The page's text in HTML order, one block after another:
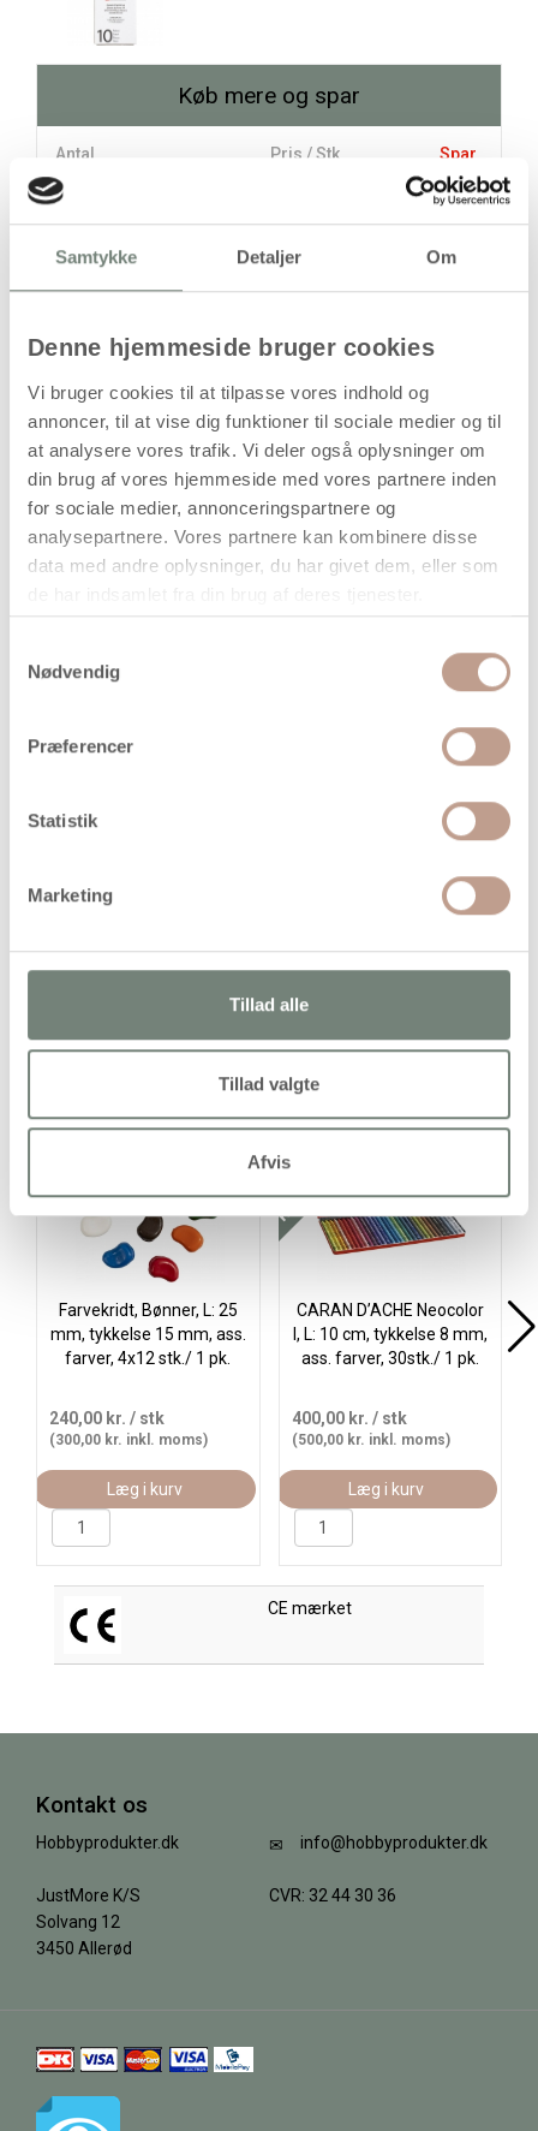
Samtykke Detaljer Om
Denne hjemmeside bruger cookies
Vi bruger cookies til at tilpasse vores indhold og
annoncer, til at vise dig funktioner til sociale medier og til
at analysere vores trafik. Vi deler også oplysninger om
din brug af vores hjemmeside med vores partnere inden
for sociale medier, annonceringspartnere og
analysepartnere. Vores partnere kan kombinere disse
data med andre oplysninger, du har givet dem, eller som
Nødvendig
Præferencer
Statistik
Marketing
Tillad alle
Tillad valgte
Afvis
Køb mere og spar
Antal Pris / Stk Spar
10 stk 121,44 kr.
stk
149,94
( 119,95kr.ekskl. moms)
Leveringsomkostninger
Kan først bestilles, når det igen er på lager
Handelsbetingelser
Vandfast og lysægte vokspastel fra Caran d'Ache i
Farvekridt, Bønner, L: 25
mm, tykkelse 15 mm, ass.
farver, 4x12 stk./ 1 pk.
240,00 kr. / stk
(300,00 kr. inkl. moms)
Læg i kurv
Køb mere og spar
CARAN D’ACHE Neocolor
I, L: 10 cm, tykkelse 8 mm,
ass. farver, 30stk./ 1 pk.
400,00 kr. / stk
(500,00 kr. inkl. moms)
Læg i kurv
CE mærket
Kontakt os
Hobbyprodukter.dk
JustMore K/S
Solvang 12
3450 Allerød
info@hobbyprodukter.dk
CVR: 32 44 30 36